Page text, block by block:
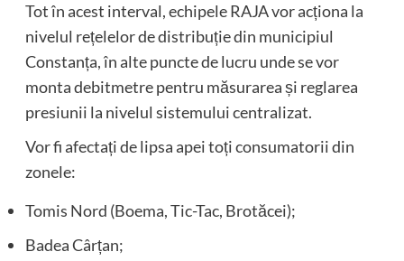
Tot în acest interval, echipele RAJA vor acționa la
nivelul rețelelor de distribuție din municipiul
Constanța, în alte puncte de lucru unde se vor
monta debitmetre pentru măsurarea și reglarea
presiunii la nivelul sistemului centralizat.
Vor fi afectați de lipsa apei toți consumatorii din
zonele:
Tomis Nord (Boema, Tic-Tac, Brotăcei);
Badea Cârțan;